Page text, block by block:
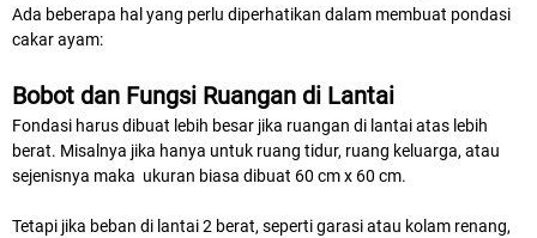
Ada beberapa hal yang perlu diperhatikan dalam membuat pondasi
cakar ayam:
Bobot dan Fungsi Ruangan di Lantai
Fondasi harus dibuat lebih besar jika ruangan di lantai atas lebih
berat. Misalnya jika hanya untuk ruang tidur, ruang keluarga, atau
sejenisnya maka ukuran biasa dibuat 60 cm x 60 cm.
Tetapi jika beban di lantai 2 berat, seperti garasi atau kolam renang,